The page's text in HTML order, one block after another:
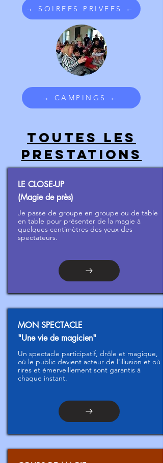
→ SOIREES PRIVEES ←
→ CAMPINGS ←
Toutes Les
prestations
LE CLOSE-UP
(Magie de près)
Je passe de groupe en groupe ou de table
en table pour présenter de la magie à
quelques centimètres des yeux des
spectateurs.
MON SPECTACLE
"Une vie de magicien"
Un spectacle participatif, drôle et magique,
où le public devient acteur de l'illusion et où
rires et émerveillement sont garantis à
chaque instant.